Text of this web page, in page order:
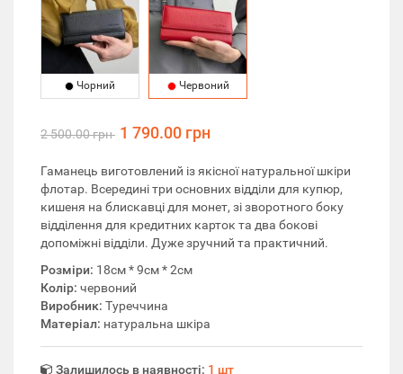
Чорний Червоний
2 500.00 грн 1 790.00 грн
Гаманець виготовлений із якісної натуральної шкіри
флотар. Всередині три основних відділи для купюр,
кишеня на блискавці для монет, зі зворотного боку
відділення для кредитних карток та два бокові
допоміжні відділи. Дуже зручний та практичний.
Розміри: 18см * 9см * 2см
Колір: червоний
Виробник: Туреччина
Матеріал: натуральна шкіра
Залишилось в наявності: 1 шт